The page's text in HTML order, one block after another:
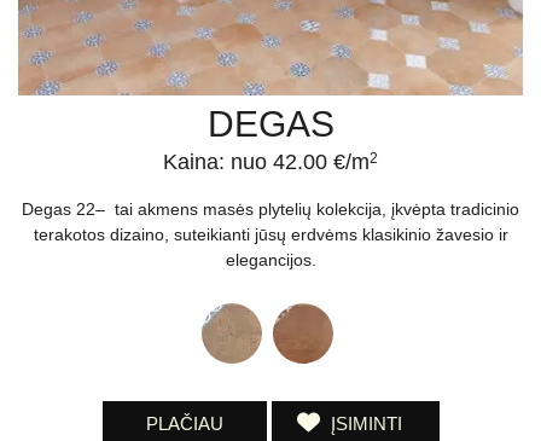
DEGAS
Kaina: nuo 42.00 €/m2
Degas 22– tai akmens masės plytelių kolekcija, įkvėpta tradicinio
terakotos dizaino, suteikianti jūsų erdvėms klasikinio žavesio ir
elegancijos.
PLAČIAU ĮSIMINTI